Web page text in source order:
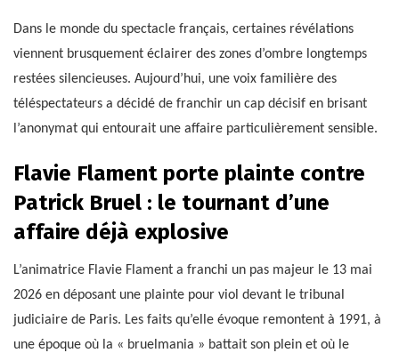
Dans le monde du spectacle français, certaines révélations
viennent brusquement éclairer des zones d’ombre longtemps
restées silencieuses. Aujourd’hui, une voix familière des
téléspectateurs a décidé de franchir un cap décisif en brisant
l’anonymat qui entourait une affaire particulièrement sensible.
Flavie Flament porte plainte contre
Patrick Bruel : le tournant d’une
affaire déjà explosive
L’animatrice Flavie Flament a franchi un pas majeur le 13 mai
2026 en déposant une plainte pour viol devant le tribunal
judiciaire de Paris. Les faits qu’elle évoque remontent à 1991, à
une époque où la « bruelmania » battait son plein et où le